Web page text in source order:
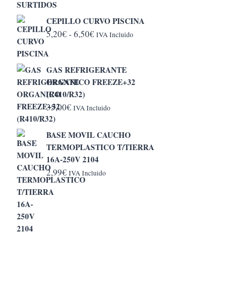
CEPILLO CURVO PISCINA
5,20€- 6,50€Rango
desde
5,20€
IVA Incluido
GAS REFRIGERANTE
ORGANICO FREEZE+32
(R410/R32)
35,00€ IVA Incluido
BASE MOVIL CAUCHO
TERMOPLASTICO T/TIERRA
16A-250V 2104
2,99€ IVA Incluido